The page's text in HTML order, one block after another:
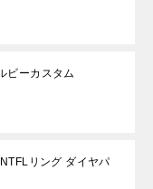
ビーカスタム
リング ダイヤパ